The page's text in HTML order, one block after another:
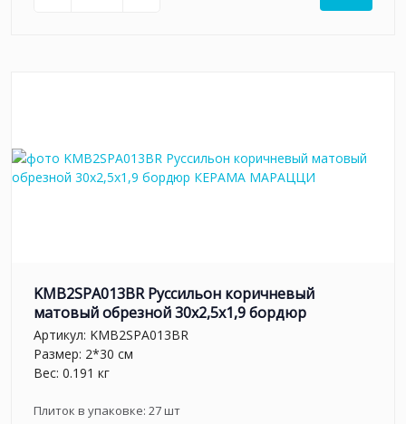
KMB2SPA013BR Руссильон коричневый
матовый обрезной 30x2,5x1,9 бордюр
Артикул: KMB2SPA013BR
Размер: 2*30 см
Вес: 0.191 кг
Плиток в упаковке: 27шт